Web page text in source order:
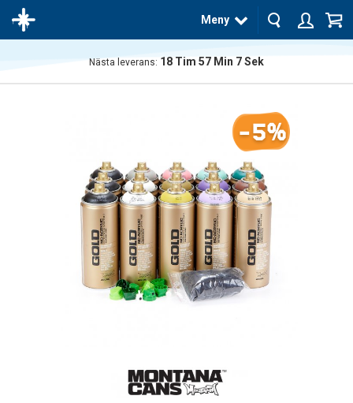
Meny
Nästa leverans: 18 Tim 57 Min 6Sek
-5%